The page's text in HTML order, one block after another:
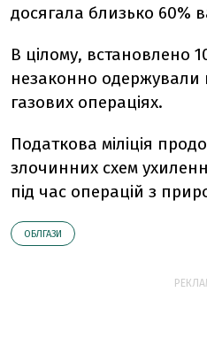
досягала близько 60%
В цілому, встановлено
незаконно одержували
газових операціях.
Податкова міліція
злочинних схем
під час операцій з
ОБЛГАЗИ